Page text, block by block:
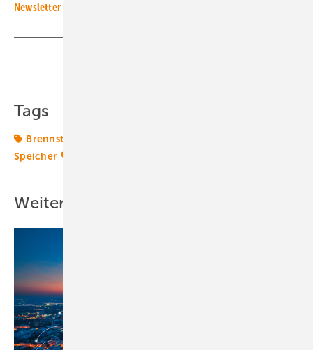
Newsletter bleiben Sie stets auf dem Laufenden.
Tags
Brennstoffzelle
Speicher
Weitere Inhalte